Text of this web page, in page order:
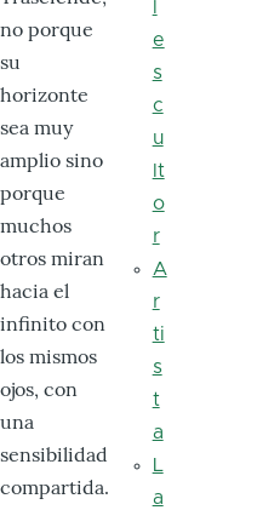
no porque
su
horizonte
sea muy
amplio sino
porque
muchos
otros miran
hacia el
infinito con
los mismos
ojos, con
una
sensibilidad
compartida.
e
s
c
u
lt
o
r
A
r
ti
s
t
a
L
a